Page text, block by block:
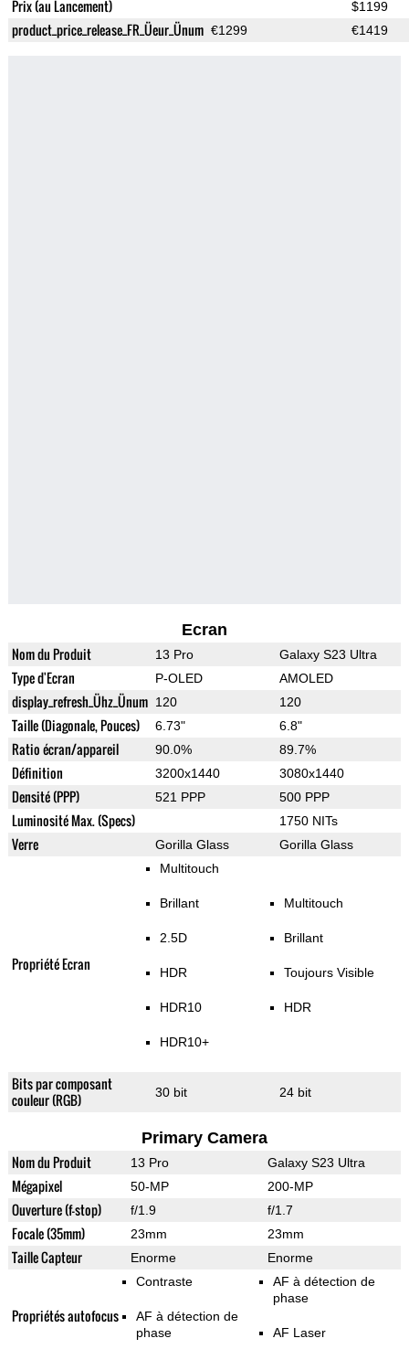
Prix (au Lancement) $1199
product_price_release_FR_Üeur_Ünum €1299 €1419
Ecran
Nom du Produit 13 Pro Galaxy S23 Ultra
Type d'Ecran P-OLED AMOLED
display_refresh_Ühz_Ünum 120 120
Taille (Diagonale, Pouces) 6.73" 6.8"
Ratio écran/appareil 90.0% 89.7%
Définition 3200x1440 3080x1440
Densité (PPP) 521 PPP 500 PPP
Luminosité Max. (Specs) 1750 NITs
Verre Gorilla Glass Gorilla Glass
Propriété Ecran
Multitouch
Brillant
2.5D
HDR
HDR10
HDR10+
Multitouch
Brillant
Toujours Visible
HDR
Bits par composant
couleur (RGB)
30 bit 24 bit
Primary Camera
Nom du Produit 13 Pro Galaxy S23 Ultra
Mégapixel 50-MP 200-MP
Ouverture (f-stop) f/1.9 f/1.7
Focale (35mm) 23mm 23mm
Taille Capteur Enorme Enorme
Propriétés autofocus
Contraste
AF à détection de
phase
AF à détection de
phase
AF Laser